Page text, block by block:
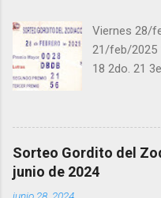
Viernes 28/
21/feb/2025
18 2do. 21
@balotas y
Sorteo Gordito del
junio de 2024
junio 28, 2024